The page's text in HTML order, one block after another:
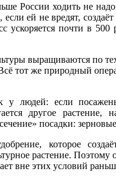
России ходить не
если ей не вредят,
почти в 500
выращиваются по
тот же природный
у людей: если
другое растение,
сечение» посадки:
которое
растение.
вне этих условий